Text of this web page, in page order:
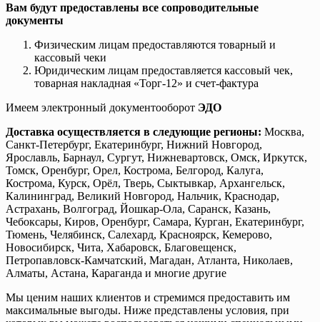
Вам будут предоставлены все сопроводительные
документы
Физическим лицам предоставляются товарный и
кассовый чеки
Юридическим лицам предоставляется кассовый чек,
товарная накладная «Торг-12» и счет-фактура
Имеем электронный документооборот ЭДО
Доставка осуществляется в следующие регионы: Москва,
Санкт-Петербург, Екатеринбург, Нижний Новгород,
Ярославль, Барнаул, Сургут, Нижневартовск, Омск, Иркутск,
Томск, Оренбург, Орел, Кострома, Белгород, Калуга,
Кострома, Курск, Орёл, Тверь, Сыктывкар, Архангельск,
Калининград, Великий Новгород, Нальчик, Краснодар,
Астрахань, Волгоград, Йошкар-Ола, Саранск, Казань,
Чебоксары, Киров, Оренбург, Самара, Курган, Екатеринбург,
Тюмень, Челябинск, Салехард, Красноярск, Кемерово,
Новосибирск, Чита, Хабаровск, Благовещенск,
Петропавловск-Камчатский, Магадан, Атланта, Николаев,
Алматы, Астана, Караганда и многие другие
Мы ценим наших клиентов и стремимся предоставить им
максимальные выгоды. Ниже представлены условия, при